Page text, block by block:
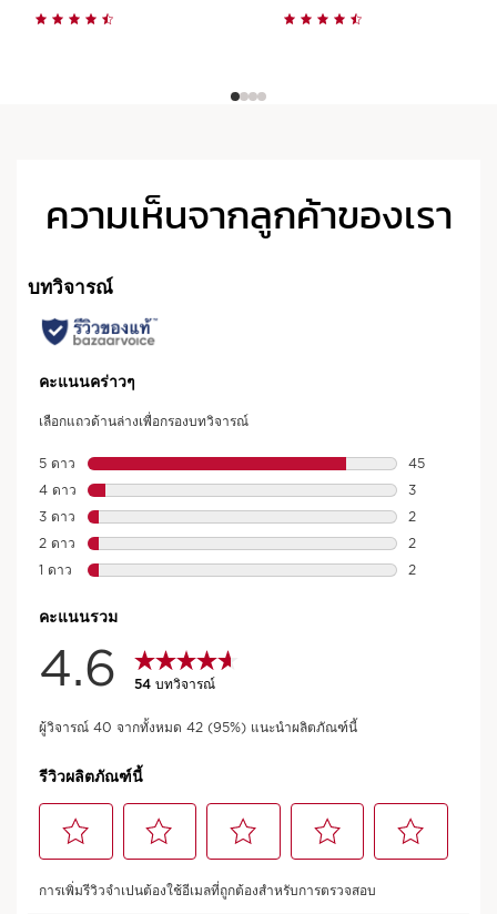
ผลลัพธ์ที่สังเกตเห็นได้อย่างชัดเจน
ULTRA RELAXING AROMA FACIAL 60 นาที
ความเห็นจากลูกค้าของเรา